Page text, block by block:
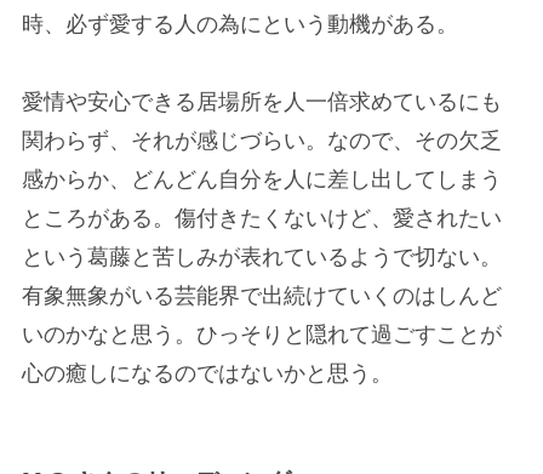
時、必ず愛する人の為にという動機がある。
愛情や安心できる居場所を人一倍求めているにも
関わらず、それが感じづらい。なので、その欠乏
感からか、どんどん自分を人に差し出してしまう
ところがある。傷付きたくないけど、愛されたい
という葛藤と苦しみが表れているようで切ない。
有象無象がいる芸能界で出続けていくのはしんど
いのかなと思う。ひっそりと隠れて過ごすことが
心の癒しになるのではないかと思う。